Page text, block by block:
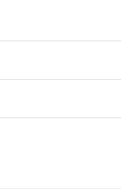
so besonders?
und ist
sondern geschmeidig
unterstützen zudem die